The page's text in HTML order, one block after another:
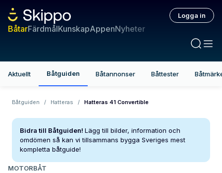
BåtarFärdmålKunskapAppenNyheter
Logga in
Aktuellt Båtguiden Båtannonser Båttester
Båtguiden / Hatteras / Hatteras 41 Convertible
Bidra till Båtguiden! Lägg till bilder, information och
omdömen så kan vi tillsammans bygga Sveriges mest
kompletta båtguide!
MOTORBÅT